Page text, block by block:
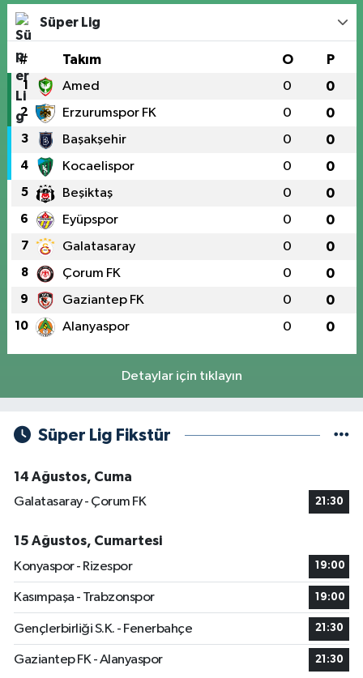
Süper Lig
# Takım O P
1 Amed 0 0
2 Erzurumspor FK 0 0
3 Başakşehir 0 0
4 Kocaelispor 0 0
5 Beşiktaş 0 0
6 Eyüpspor 0 0
7 Galatasaray 0 0
8 Çorum FK 0 0
9 Gaziantep FK 0 0
10 Alanyaspor 0 0
Detaylar için tıklayın
Süper Lig Fikstür
14 Ağustos, Cuma
Galatasaray - Çorum FK
21:30
15 Ağustos, Cumartesi
Konyaspor - Rizespor
19:00
Kasımpaşa - Trabzonspor 19:00
Gençlerbirliği S.K. - Fenerbahçe 21:30
Gaziantep FK - Alanyaspor 21:30